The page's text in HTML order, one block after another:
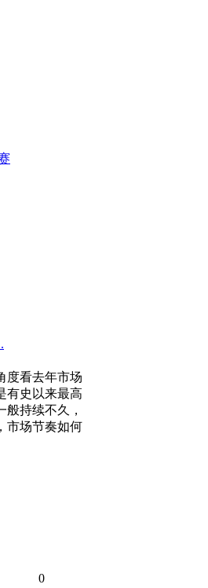
度看去年市场
有史以来最高
持续不久，
市场节奏如何
0